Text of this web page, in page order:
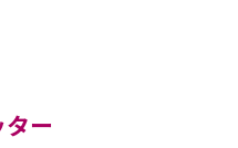
ー